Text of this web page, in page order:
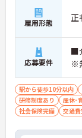
雇用形態 正
応募要件
■
※
駅から徒歩10分以内
研修制度あり
産休･
社会保険完備
交通